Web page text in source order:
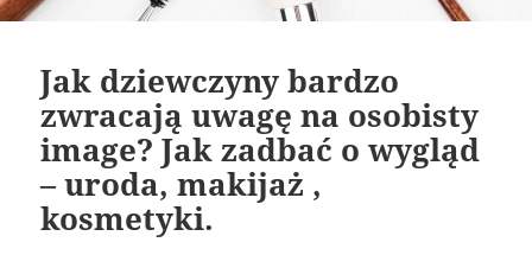
Jak dziewczyny bardzo
zwracają uwagę na osobisty
image? Jak zadbać o wygląd
– uroda, makijaż ,
kosmetyki.